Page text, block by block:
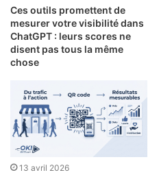
Ces outils promettent de
mesurer votre visibilité dans
ChatGPT : leurs scores ne
disent pas tous la même
chose
13 avril 2026